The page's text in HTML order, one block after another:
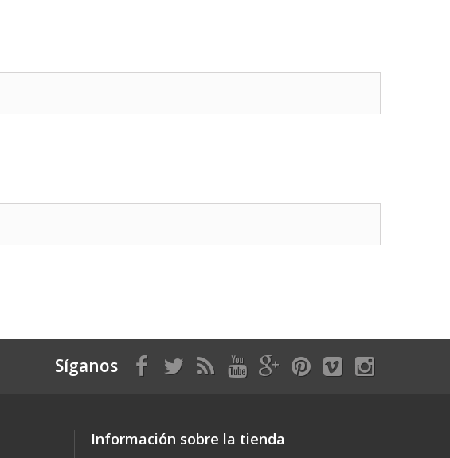
Síganos
Información sobre la tienda